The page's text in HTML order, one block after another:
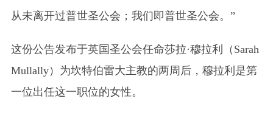
从未离开过普世圣公会；我们即普世圣公会。”
这份公告发布于英国圣公会任命莎拉·穆拉利
（Sarah
Mullally） 为坎特伯雷大主教的两周后，穆拉利是第
一位出任这一职位的女性。